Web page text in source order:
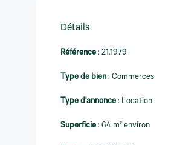
Détails
Référence : 21.1979
Type de bien : Commerces
Type d'annonce : Location
Superficie : 64 m² environ